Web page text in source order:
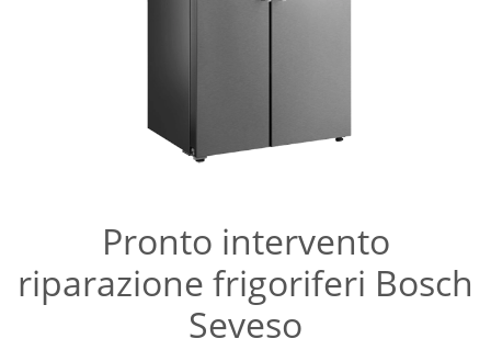
Pronto intervento
riparazione frigoriferi Bosch
Seveso